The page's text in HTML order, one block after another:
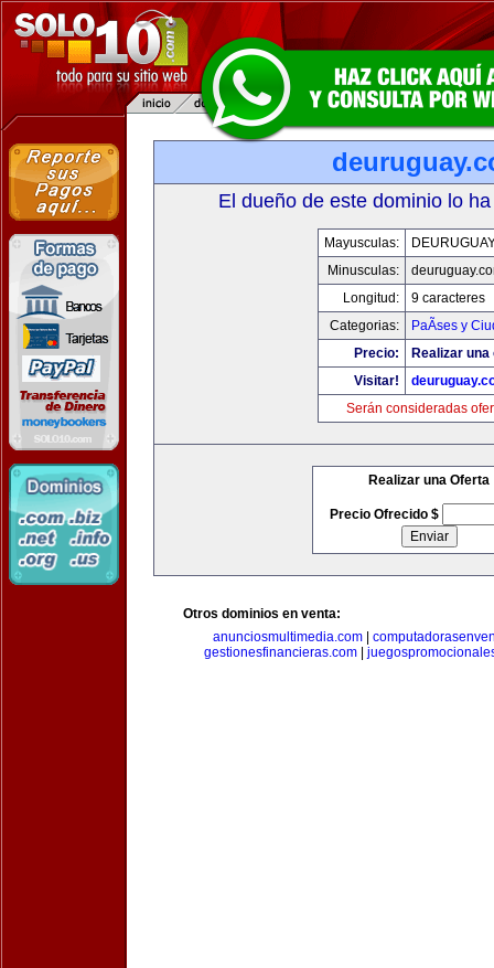
El dueño de este dominio lo
Mayusculas:
Minusculas:
Longitud:
9 caracteres
Categorias:
PaÃ­ses y
Precio:
Realizar
Visitar!
Serán consideradas
Realizar una Oferta
Precio Ofrecido $
Otros dominios en venta:
anunciosmultimedia.com
gestionesfinancieras.com